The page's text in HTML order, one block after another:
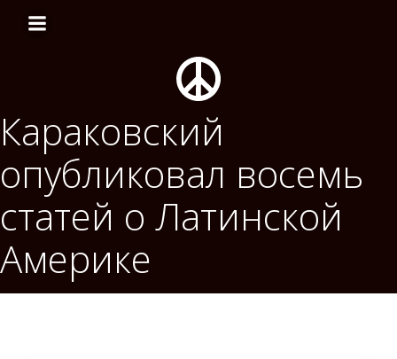
содержимому
Караковский
опубликовал восемь
статей о Латинской
Америке